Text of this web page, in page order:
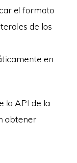
el formato
de los
en
la API de la
obtener